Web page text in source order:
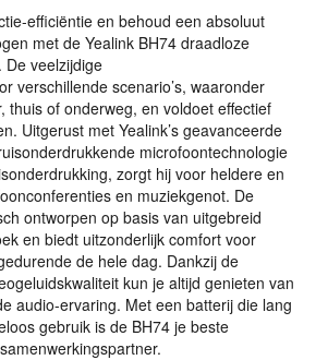
efficiëntie en behoud een absoluut
met de Yealink BH74 draadloze
De veelzijdige
verschillende scenario’s, waaronder
thuis of onderweg, en voldoet effectief
Uitgerust met Yealink’s geavanceerde
microfoontechnologie
zorgt hij voor heldere en
en muziekgenot. De
ontworpen op basis van uitgebreid
en biedt uitzonderlijk comfort voor
de hele dag. Dankzij de
kun je altijd genieten van
audio-ervaring. Met een batterij die lang
gebruik is de BH74 je beste